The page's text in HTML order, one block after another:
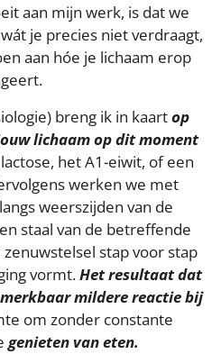
aan mijn werk, is dat we
je precies niet verdraagt,
aan hóe je lichaam erop
breng ik in kaartop
lichaam op dit moment
het A1-eiwit, of een
werken we met
weerszijden van de
staal van de betreffende
stap voor stap
vormt.Het resultaat dat
mildere reactie bij
om zonder constante
genieten van eten.